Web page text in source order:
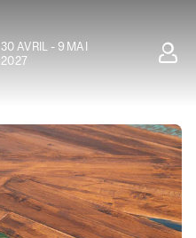
30 AVRIL - 9 MAI
2027